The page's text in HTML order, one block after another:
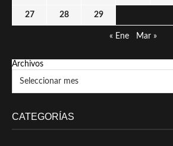
27 28 29
« Ene Mar »
Archivos
CATEGORÍAS